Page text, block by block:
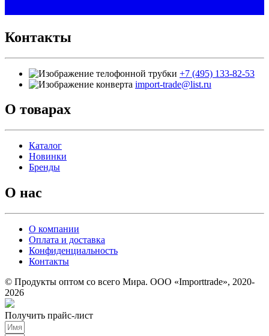
Контакты
+7 (495) 133-82-53
import-trade@list.ru
О товарах
Каталог
Новинки
Бренды
О нас
О компании
Оплата и доставка
Конфиденциальность
Контакты
© Продукты оптом со всего Мира. ООО «Importtrade», 2020-
2026
Получить прайс-лист